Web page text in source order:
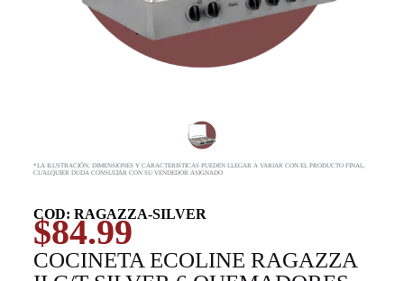
*LA ILUSTRACIÓN, DIMENSIONES Y CARACTERISTICAS PUEDEN LLEGAR A VARIAR CON EL PRODUCTO FINAL,
CUALQUIER DUDA CONSULTAR CON SU VENDEDOR ASIGNADO
COD: RAGAZZA-SILVER
$84.99
COCINETA ECOLINE RAGAZZA